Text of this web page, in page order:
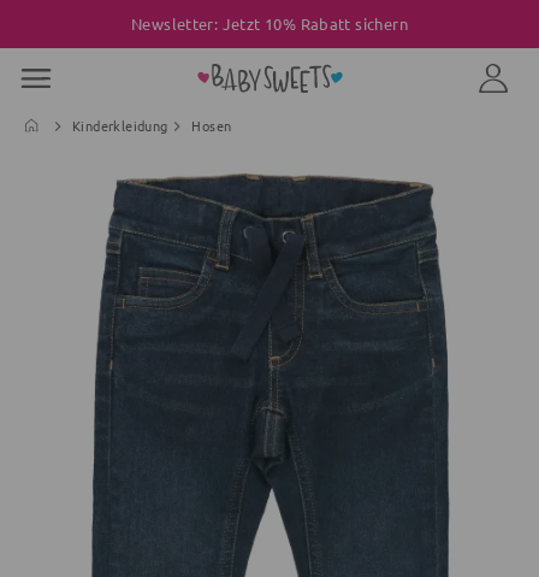
Newsletter: Jetzt 10% Rabatt sichern
Kinderkleidung Hosen